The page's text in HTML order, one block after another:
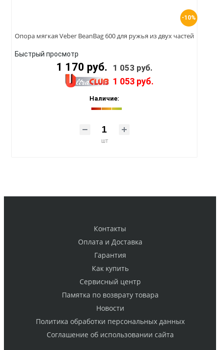
-10%
Опора мягкая Veber BeanBag 600 для ружья из двух частей
Быстрый просмотр
1 170 руб. 1 053 руб.
1 053 руб.
Наличие:
шт
Контакты
Оплата и Доставка
Гарантия
Как купить
Cервисный центр
Памятка по возврату товара
Новости
Политика обработки персональных данных
Cоглашение об использовании сайта